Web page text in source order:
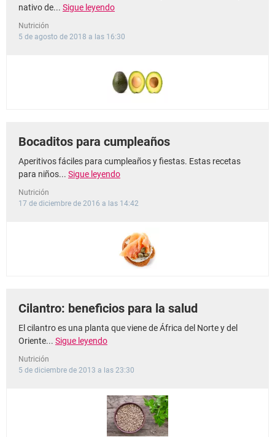
nativo de... Sigue leyendo
Nutrición
5 de agosto de 2018 a las 16:30
Bocaditos para cumpleaños
Aperitivos fáciles para cumpleaños y fiestas. Estas recetas
para niños... Sigue leyendo
Nutrición
17 de diciembre de 2016 a las 14:42
Cilantro: beneficios para la salud
El cilantro es una planta que viene de África del Norte y del
Oriente... Sigue leyendo
Nutrición
5 de diciembre de 2013 a las 23:30